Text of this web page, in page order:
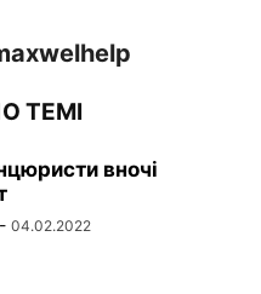
ТЕМІ
вночі
- 04.02.2022